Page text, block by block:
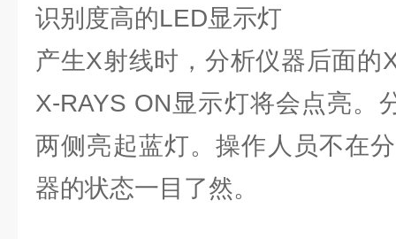
识别度高的LED显示灯
产生X射线时，分析仪器后面的
X-RAYS ON显示灯将会点亮。
两侧亮起蓝灯。操作人员不在
器的状态一目了然。